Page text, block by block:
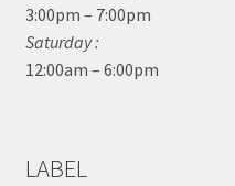
3:00pm – 7:00pm
Saturday :
12:00am – 6:00pm
LABEL